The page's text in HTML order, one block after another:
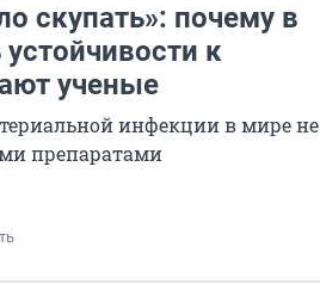
скупать»: почему в
к
ученые
инфекции в мире не
препаратами